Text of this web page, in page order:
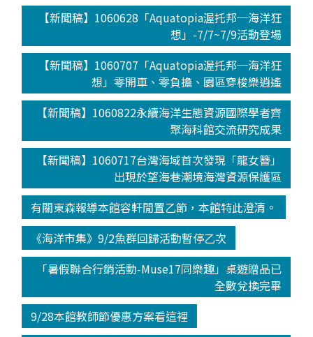
【新聞稿】1060628「Aquatopia渥托邦─海洋狂
想」-7/7~7/9活動登場
【新聞稿】1060707「Aquatopia渥托邦─海洋狂
想」零開車、零負擔、園區穿梭樂逍遙
【新聞稿】1060822永續海洋生態資源國際學者齊
聚海科館交流研究成果
【新聞稿】1060717台灣海域首次發現「龍女簪」
出現於望海巷潮境海灣資源保護區
有關東森報導本館容軒閒置乙節，本館特此澄清。
《海洋市集》9/2魚群回歸活動暫停乙次
「暑假聯合行銷活動-Muse17同樂趣」桌遊贈品已
全數兌換完畢
9/28本館教師節優惠方案看這裡